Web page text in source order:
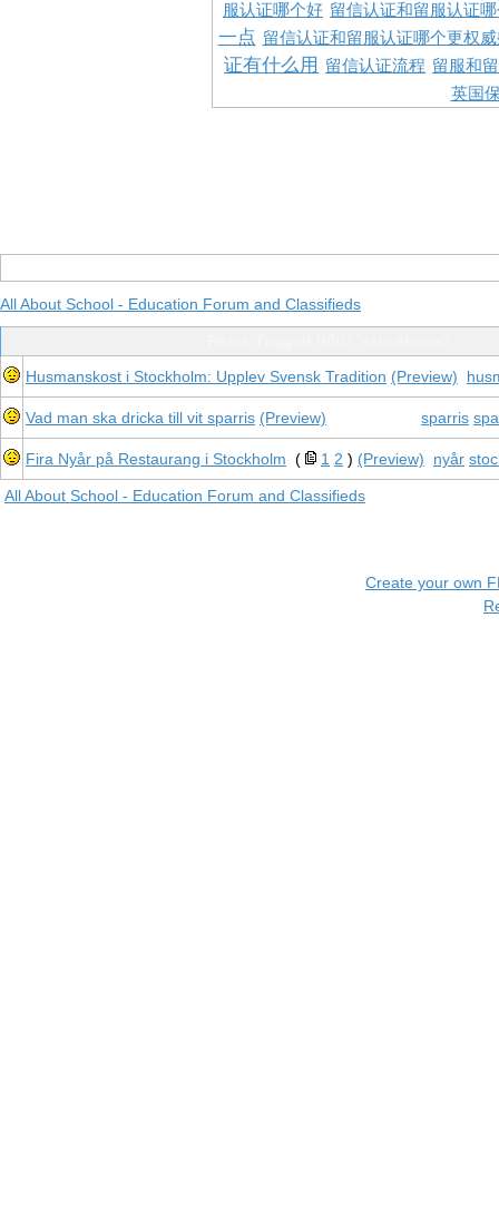
服认证哪个好 留信认证和留服认证
一点 留信认证和留服认证哪个更权
证有什么用 留信认证流程 留服和
英国
All About School - Education Forum and Classifieds
Husmanskost i Stockholm: Upplev Svensk Tradition (Preview)
sparris
Vad man ska dricka till vit sparris (Preview)
nyår
Fira Nyår på Restaurang i Stockholm ( 1 2 ) (Preview)
All About School - Education Forum and Classifieds
Create your own